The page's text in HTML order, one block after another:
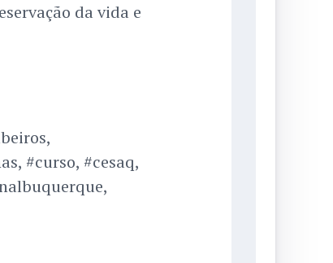
da vida e
#curso, #cesaq,